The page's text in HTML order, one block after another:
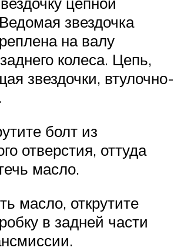
звездочка
на валу
колеса. Цепь,
звездочки, втулочно-
болт из
отверстия, оттуда
масло.
масло, открутите
в задней части